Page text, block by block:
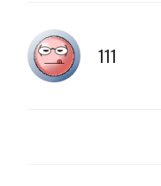
111